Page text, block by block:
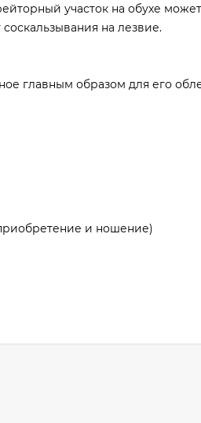
участок на обухе может
на лезвие.
главным образом для его
и ношение)